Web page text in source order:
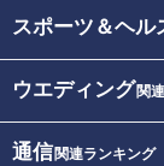
スポーツ＆ヘル
ウエディング関
通信関連ランキング